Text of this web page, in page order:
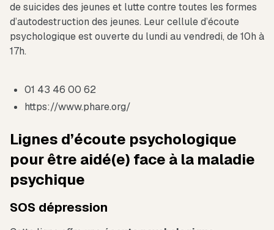
de suicides des jeunes et lutte contre toutes les formes
d’autodestruction des jeunes. Leur cellule d’écoute
psychologique est ouverte du lundi au vendredi, de 10h à
17h.
01 43 46 00 62
https://www.phare.org/
Lignes d’écoute psychologique
pour être aidé(e) face à la maladie
psychique
SOS dépression